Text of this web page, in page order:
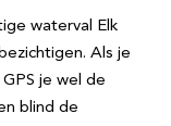
waterval Elk
Als je
je wel de
blind de